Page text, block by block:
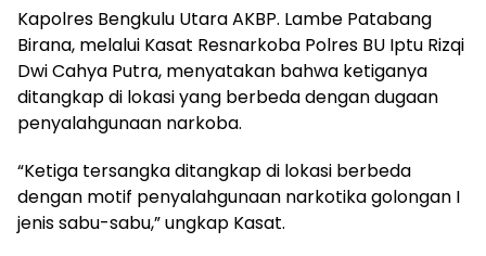
Kapolres Bengkulu Utara AKBP. Lambe Patabang
Birana, melalui Kasat Resnarkoba Polres BU Iptu Rizqi
Dwi Cahya Putra, menyatakan bahwa ketiganya
ditangkap di lokasi yang berbeda dengan dugaan
penyalahgunaan narkoba.
“Ketiga tersangka ditangkap di lokasi berbeda
dengan motif penyalahgunaan narkotika golongan I
jenis sabu-sabu,” ungkap Kasat.